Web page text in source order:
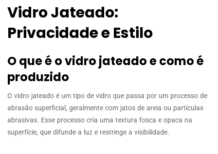
Vidro Jateado:
Privacidade e Estilo
O que é o vidro jateado e como é
produzido
O vidro jateado é um tipo de vidro que passa por um processo de
abrasão superficial, geralmente com jatos de areia ou partículas
abrasivas. Esse processo cria uma textura fosca e opaca na
superfície, que difunde a luz e restringe a visibilidade.